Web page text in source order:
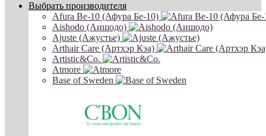
Выбрать производителя
Afura Be-10 (Афура Бе-10)
Aishodo (Аишодо)
Ajuste (Ажустье)
Arthair Care (Артхэр Кэа)
Artistic&Co.
Atmore
Base of Sweden